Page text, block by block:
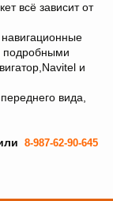
всё зависит от
подробными
и
вида,
8-987-62-90-645